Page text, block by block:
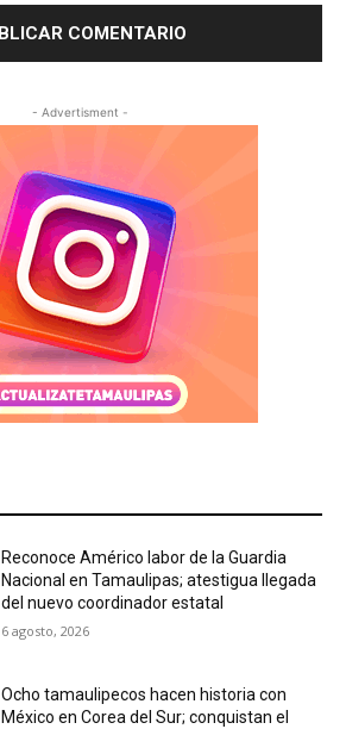
- Advertisment -
Reconoce Américo labor de la Guardia
Nacional en Tamaulipas; atestigua llegada
del nuevo coordinador estatal
6 agosto, 2026
Ocho tamaulipecos hacen historia con
México en Corea del Sur; conquistan el